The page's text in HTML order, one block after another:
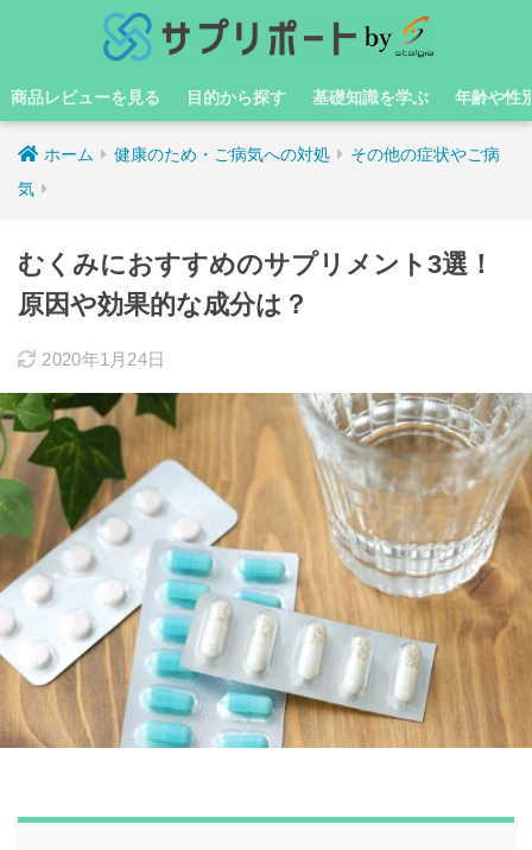
商品レビューを見る 目的から探す 基礎知識を学ぶ 年齢や性
ホーム 健康のため・ご病気への対処
その他の症状やご病
気
むくみにおすすめのサプリメント3選！
原因や効果的な成分は？
2020年1月24日